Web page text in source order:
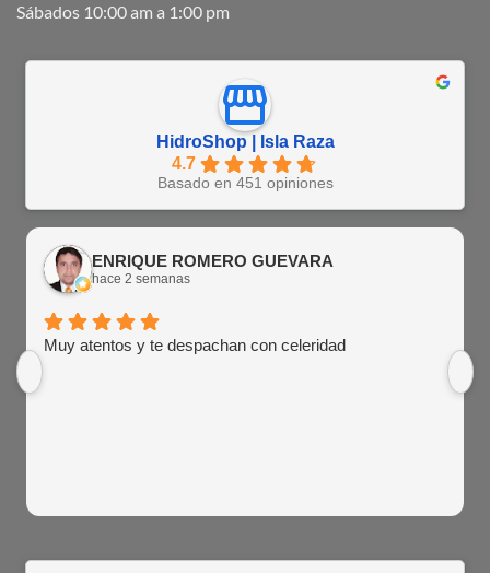
Sábados 10:00 am a 1:00 pm
HidroShop | Isla Raza
4.7
Basado en 451 opiniones
ENRIQUE ROMERO GUEVARA
hace 2 semanas
Muy atentos y te despachan con celeridad